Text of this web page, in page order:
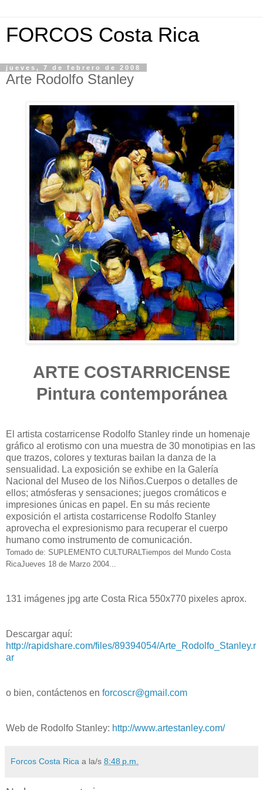
FORCOS Costa Rica
jueves, 7 de febrero de 2008
Arte Rodolfo Stanley
ARTE COSTARRICENSE
Pintura contemporánea
El artista costarricense Rodolfo Stanley rinde un homenaje
gráfico al erotismo con una muestra de 30 monotipias en las
que trazos, colores y texturas bailan la danza de la
sensualidad. La exposición se exhibe en la Galería
Nacional del Museo de los Niños.Cuerpos o detalles de
ellos; atmósferas y sensaciones; juegos cromáticos e
impresiones únicas en papel. En su más reciente
exposición el artista costarricense Rodolfo Stanley
aprovecha el expresionismo para recuperar el cuerpo
humano como instrumento de comunicación.
Tomado de: SUPLEMENTO CULTURALTiempos del Mundo Costa
RicaJueves 18 de Marzo 2004...
131 imágenes jpg arte Costa Rica 550x770 pixeles aprox.
Descargar aquí:
http://rapidshare.com/files/89394054/Arte_Rodolfo_Stanley.r
ar
o bien, contáctenos en forcoscr@gmail.com
Web de Rodolfo Stanley: http://www.artestanley.com/
Forcos Costa Rica a la/s 8:48 p.m.